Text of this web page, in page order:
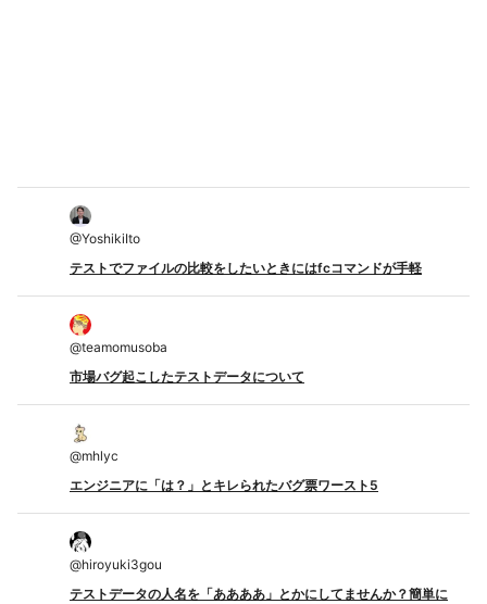
@YoshikiIto
テストでファイルの比較をしたいときにはfcコマンドが手軽
@teamomusoba
市場バグ起こしたテストデータについて
@mhlyc
エンジニアに「は？」とキレられたバグ票ワースト5
@hiroyuki3gou
テストデータの人名を「ああああ」とかにしてませんか？簡単に